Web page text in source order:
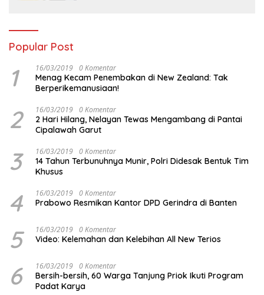
Popular Post
1 16/03/2019 0 Komentar
Menag Kecam Penembakan di New Zealand: Tak
Berperikemanusiaan!
2 16/03/2019 0 Komentar
2 Hari Hilang, Nelayan Tewas Mengambang di Pantai
Cipalawah Garut
3 16/03/2019 0 Komentar
14 Tahun Terbunuhnya Munir, Polri Didesak Bentuk Tim
Khusus
4 16/03/2019 0 Komentar
Prabowo Resmikan Kantor DPD Gerindra di Banten
5 16/03/2019 0 Komentar
Video: Kelemahan dan Kelebihan All New Terios
6 16/03/2019 0 Komentar
Bersih-bersih, 60 Warga Tanjung Priok Ikuti Program
Padat Karya